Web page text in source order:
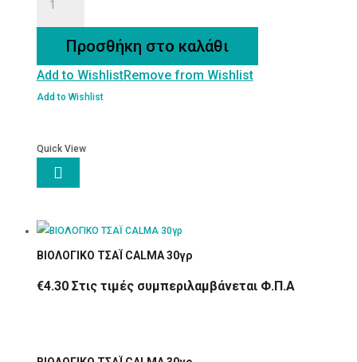
ποσότηταΠροσθήκη στο καλάθι
Add to WishlistRemove from Wishlist
Add to Wishlist
Quick View

ΒΙΟΛΟΓΙΚΟ ΤΣΑΪ CALMA 30γρ
€4.30 Στις τιμές συμπεριλαμβάνεται Φ.Π.Α